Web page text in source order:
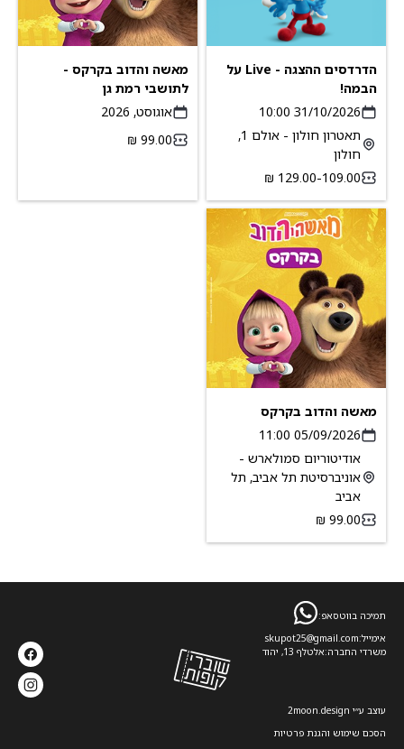
הדרדסים ההצגה - Live על
הבמה!
31/10/2026 10:00
תאטרון חולון - אולם 1,
חולון
109.00-‏129.00 ‏₪
מאשה והדוב בקרקס -
לתושבי רמת גן
אוגוסט, 2026
מאשה והדוב בקרקס
05/09/2026 11:00
אודיטוריום סמולארש -
אוניברסיטת תל אביב, תל
אביב
תמיכה בווטסאפ:
skupot25@gmail.comאימייל:
אלטלף 13, יהודמשרדי החברה:
עוצב ע׳׳י 2moon.design
הסכם שימוש והגנת פרטיות